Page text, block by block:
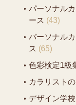
パーソナル
ース (43)
パーソナル
ス (65)
色彩検定1級
カラリスト
デザイン学